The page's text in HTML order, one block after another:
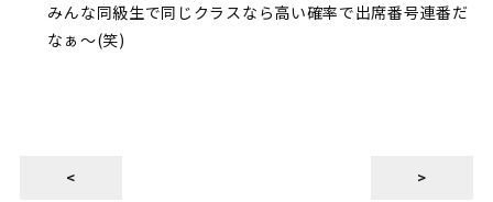
みんな同級生で同じクラスなら高い確率で出席番号連番だ
なぁ～(笑)
< >